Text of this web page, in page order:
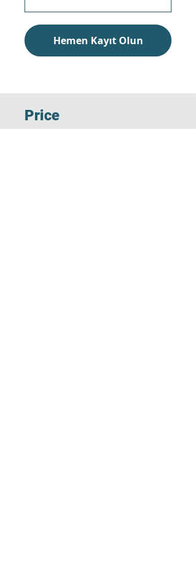
Hemen Kayıt Olun
Price